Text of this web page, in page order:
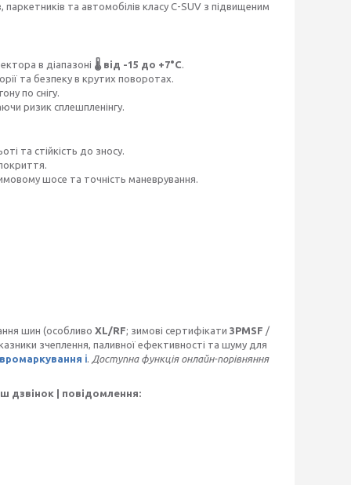
та автомобілів класу C-SUV з підвищеним
в діапазоні 🌡️ від -15 до +7°C.
та безпеку в крутих поворотах.
по снігу.
ризик сплешпленінгу.
та стійкість до зносу.
шосе та точність маневрування.
шин (особливо XL/RF; зимові сертифікати 3PMSF /
зчеплення, паливної ефективності та шуму для
ℹ️. Доступна функція онлайн-порівняння
дзвінок | повідомлення: